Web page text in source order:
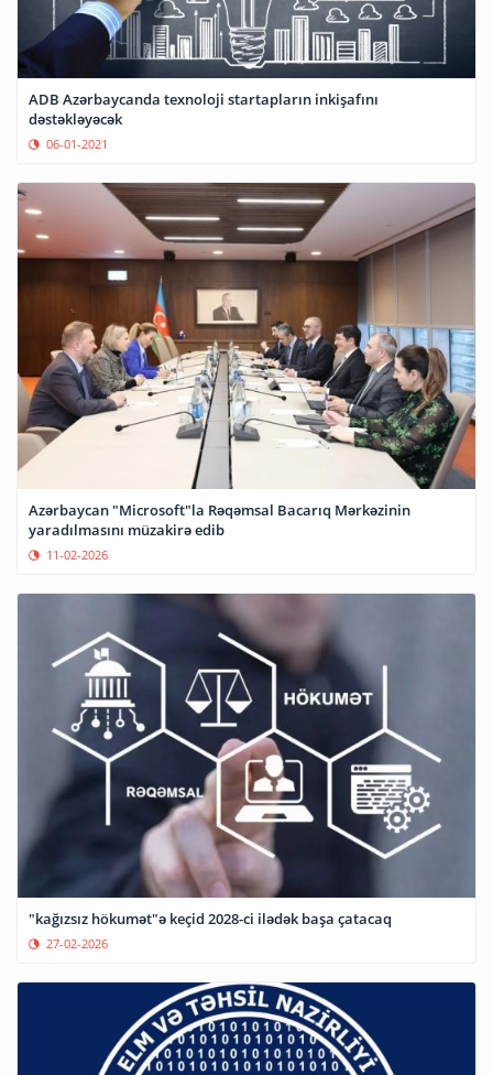
ADB Azərbaycanda texnoloji startapların inkişafını
dəstəkləyəcək
06-01-2021
Azərbaycan "Microsoft"la Rəqəmsal Bacarıq Mərkəzinin
yaradılmasını müzakirə edib
11-02-2026
"kağızsız hökumət"ə keçid 2028-ci ilədək başa çatacaq
27-02-2026